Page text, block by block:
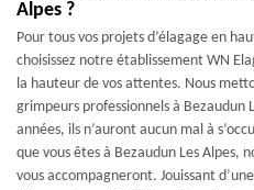
Alpes ?
Pour tous vos projets d’élagage en
choisissez notre établissement WN
la hauteur de vos attentes. Nous
grimpeurs professionnels à Bezaudun
années, ils n’auront aucun mal à
que vous êtes à Bezaudun Les Alpes,
vous accompagneront. Jouissant